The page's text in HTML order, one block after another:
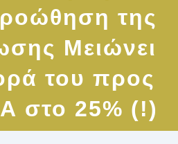
της
Μειώνει
του προς
στο 25% (!)